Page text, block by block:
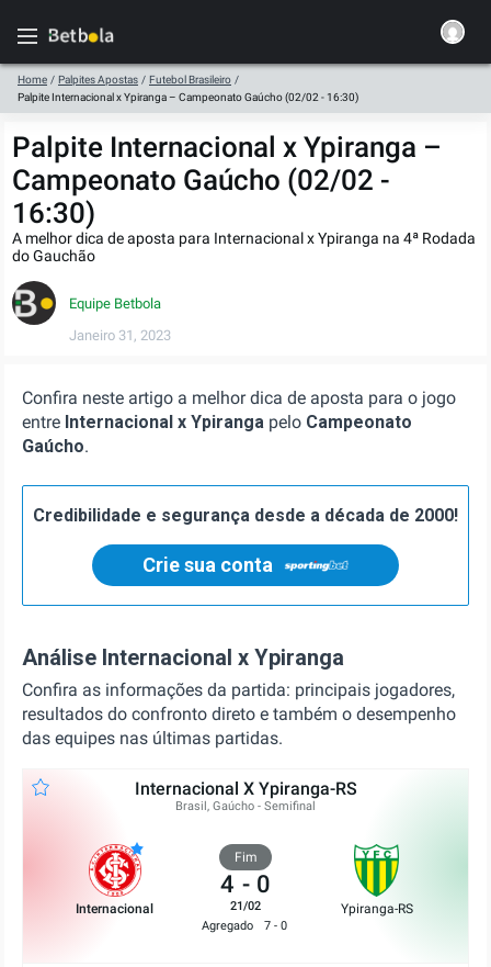
Home / Palpites Apostas / Futebol Brasileiro /
Palpite Internacional x Ypiranga – Campeonato Gaúcho (02/02 - 16:30)
Palpite Internacional x Ypiranga –
Campeonato Gaúcho (02/02 -
16:30)
A melhor dica de aposta para Internacional x Ypiranga na 4ª Rodada
do Gauchão
Equipe Betbola
Janeiro 31, 2023
Confira neste artigo a melhor dica de aposta para o jogo
entre Internacional x Ypiranga pelo Campeonato
Gaúcho.
Credibilidade e segurança desde a década de 2000!
Crie sua conta
Análise Internacional x Ypiranga
Confira as informações da partida: principais jogadores,
resultados do confronto direto e também o desempenho
das equipes nas últimas partidas.
Internacional X Ypiranga-RS
Brasil, Gaúcho - Semifinal
Internacional
Fim
4 - 0
21/02
Agregado
7 - 0
Ypiranga-RS